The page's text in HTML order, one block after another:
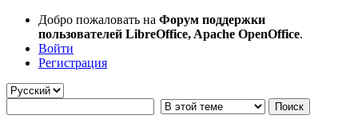
Добро пожаловать на Форум поддержки
пользователей LibreOffice, Apache OpenOffice.
Войти
Регистрация